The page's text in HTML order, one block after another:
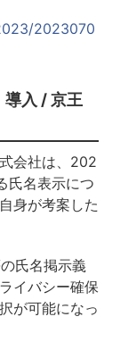
2023070
入 / 京王
会社は、202
氏名表示につ
身が考案した
氏名掲示義
イバシー確保
が可能になっ